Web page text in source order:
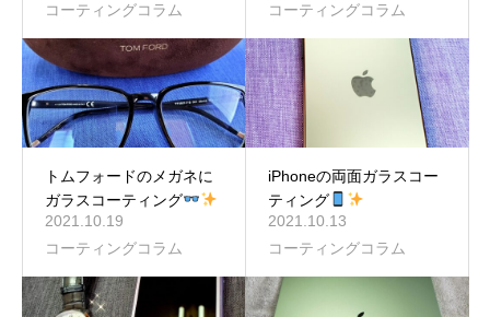
コーティングコラム
コーティングコラム
トムフォードのメガネに
ガラスコーティング
2021.10.19
コーティングコラム
iPhoneの両面ガラスコー
ティング
2021.10.13
コーティングコラム